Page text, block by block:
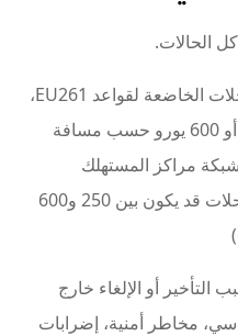
الحالات.
في رحلات الاتحاد الأوروبي أو الرحلات الخاضعة لقواعد EU261،
قد يصل التعويض إلى 250 أو 400 أو 600 يورو حسب مسافة
شبكة مراكز المستهلك
الأوروبية تذكر أن تعويض تأخر الرحلات قد يكون بين 250 و600
)
التأخير أو الإلغاء خارج
مخاطر أمنية، إضرابات